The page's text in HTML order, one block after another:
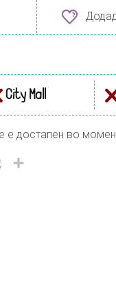
City Mall
е достапен во
Viber